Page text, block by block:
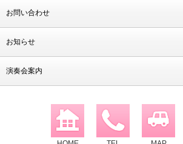
お問い合わせ
お知らせ
演奏会案内